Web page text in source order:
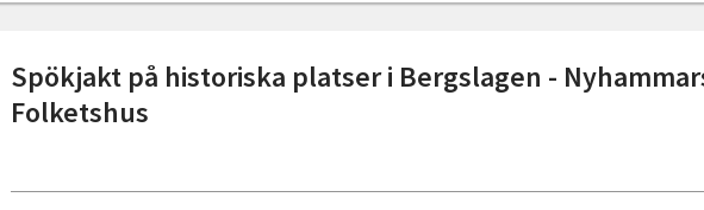
Spökjakt på historiska platser i Bergslagen -
Folketshus